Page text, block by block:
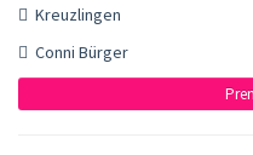
Kreuzlingen
Conni Bürger